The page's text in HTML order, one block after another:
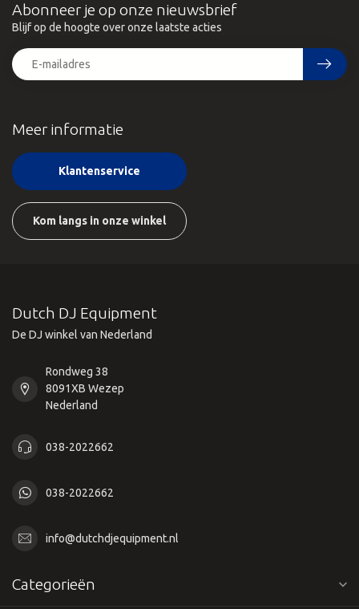
Meer informatie
Klantenservice
Kom langs in onze winkel
Abonneer je op onze nieuwsbrief
Blijf op de hoogte over onze laatste acties
Dutch DJ Equipment
De DJ winkel van Nederland
Rondweg 38
8091XB Wezep
Nederland
038-2022662
038-2022662
info@dutchdjequipment.nl
Categorieën